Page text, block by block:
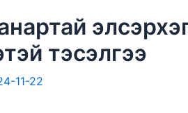
тэсэлгээ
11-22